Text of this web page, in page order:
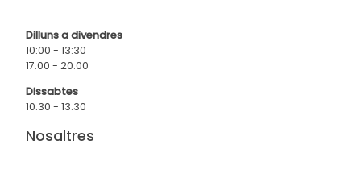
Dilluns a divendres
10:00 - 13:30
17:00 - 20:00
Dissabtes
10:30 - 13:30
Nosaltres